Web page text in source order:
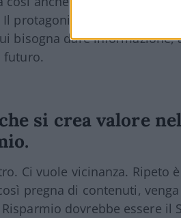
Il protagonista del risparmio
bisogna dare
futuro.
che si crea valore
Ci vuole vicinanza. Ripeto
pregna di contenuti,
dovrebbe essere il